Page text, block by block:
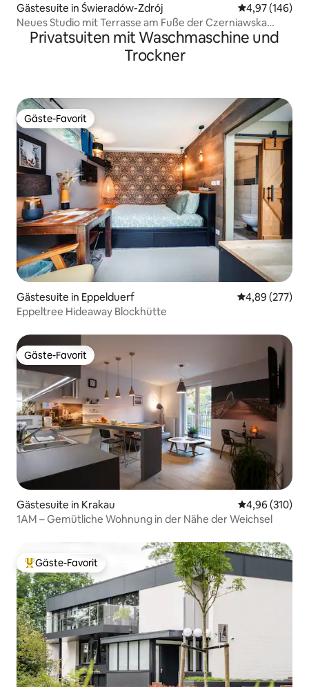
Gästesuite in Świeradów-Zdrój
4,97 (146)
Neues Studio mit Terrasse am Fuße der Czerniawska
Kopa
Privatsuiten mit Waschmaschine und
Trockner
Gäste-Favorit
Gäste-Favorit
Gästesuite in Eppelduerf
4,89 (277)
Eppeltree Hideaway Blockhütte
Gäste-Favorit
Gäste-Favorit
Gästesuite in Krakau
4,96 (310)
1AM – Gemütliche Wohnung in der Nähe der Weichsel
Beliebter Gäste-Favorit.
Gäste-Favorit